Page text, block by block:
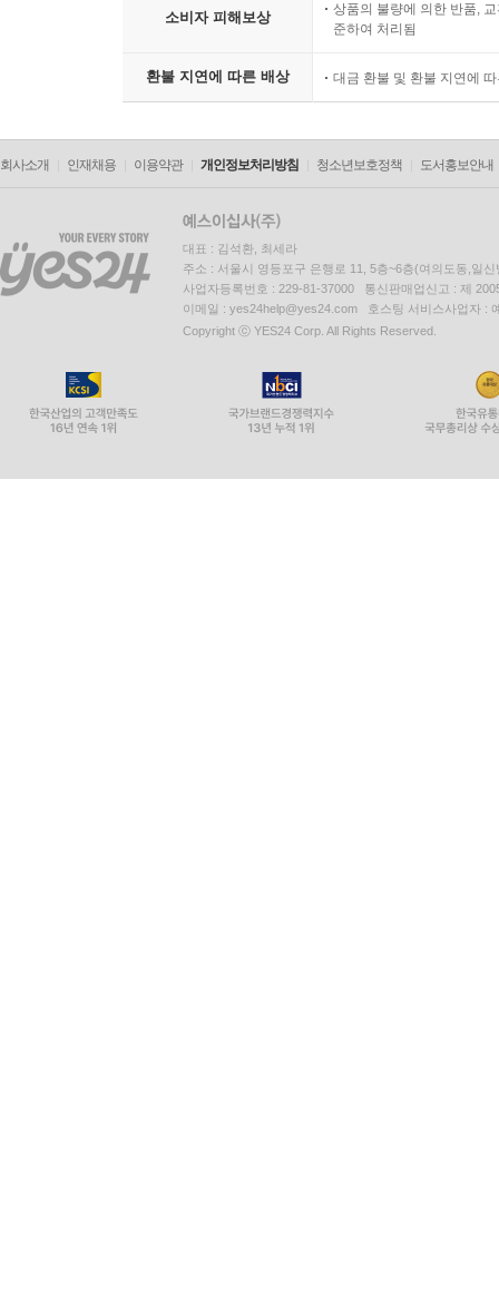
소비자 피해보상
상품의 불량에 의한 반품,
준하여 처리됨
환불 지연에 따른 배상 대금 환불 및 환불 지연에
회사소개 인재채용 이용약관 개인정보처리방침 청소년보호정책 도서홍보안내
대표 : 김석환, 최세라
주소 : 서울시 영등포구 은행로 11, 5층~6층(여의도동,일신
사업자등록번호 : 229-81-37000 통신판매업신고 : 제
이메일 : yes24help@yes24.com 호스팅 서비스사업자 :
Copyright ⓒ YES24 Corp. All Rights Reserved.